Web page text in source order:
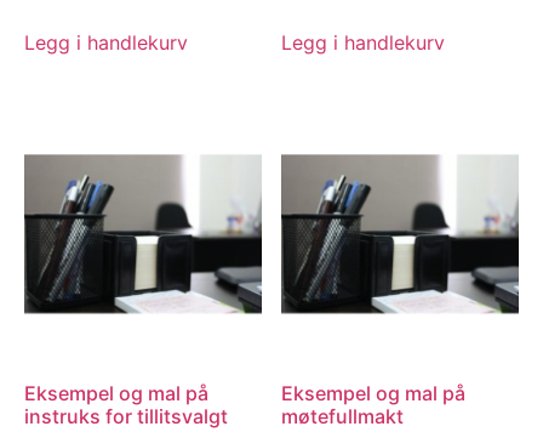
Legg i handlekurv Legg i handlekurv
Eksempel og mal på
instruks for tillitsvalgt
Eksempel og mal på
møtefullmakt